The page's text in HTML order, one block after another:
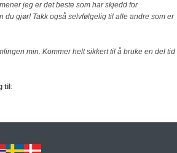
jeg er det beste som har skjedd for
du gjør! Takk også selvfølgelig til alle andre som er
min. Kommer helt sikkert til å bruke en del tid
til :